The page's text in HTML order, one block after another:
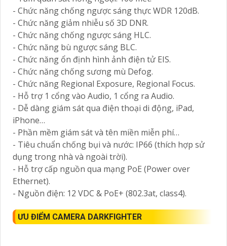
- Chức năng chống ngược sáng thực WDR 120dB.
- Chức năng giảm nhiễu số 3D DNR.
- Chức năng chống ngược sáng HLC.
- Chức năng bù ngược sáng BLC.
- Chức năng ổn định hình ảnh điện tử EIS.
- Chức năng chống sương mù Defog.
- Chức năng Regional Exposure, Regional Focus.
- Hỗ trợ 1 cổng vào Audio, 1 cổng ra Audio.
- Dễ dàng giám sát qua điện thoại di động, iPad,
iPhone…
- Phần mềm giám sát và tên miền miễn phí…
- Tiêu chuẩn chống bụi và nước: IP66 (thích hợp sử
dụng trong nhà và ngoài trời).
- Hỗ trợ cấp nguồn qua mạng PoE (Power over
Ethernet).
- Nguồn điện: 12 VDC & PoE+ (802.3at, class4).
ƯU ĐIỂM CAMERA DARKFIGHTER